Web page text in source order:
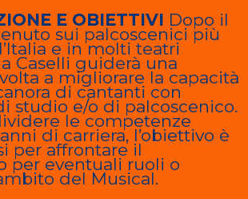
E OBIETTIVI Dopo il
sui palcoscenici più
e in molti teatri
Caselli guiderà una
a migliorare la capacità
di cantanti con
studio e/o di palcoscenico.
le competenze
di carriera, l’obiettivo è
per affrontare il
per eventuali ruoli o
del Musical.